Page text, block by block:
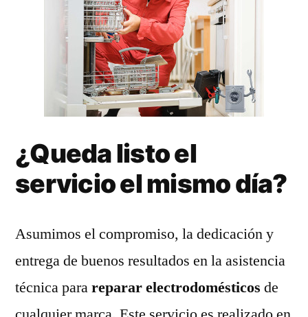
¿Queda listo el
servicio el mismo día?
Asumimos el compromiso, la dedicación y
entrega de buenos resultados en la asistencia
técnica parareparar electrodomésticos de